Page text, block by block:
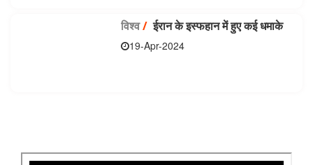
विश्व/ईरान के इस्फहान में हुए कई धमाके
19-Apr-2024